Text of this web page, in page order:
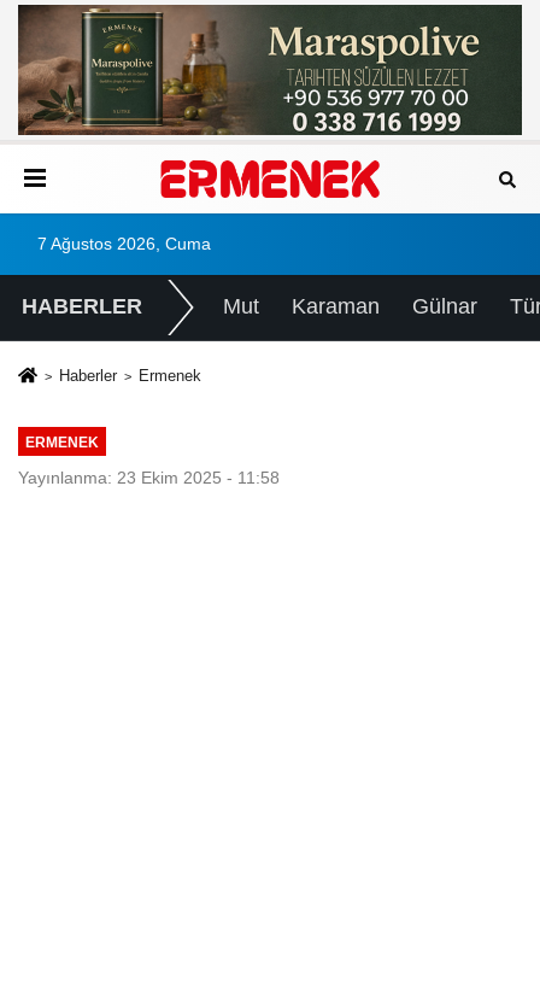
7 Ağustos 2026, Cuma
HABERLER Mut Karaman Gülnar
Haberler Ermenek
ERMENEK
Yayınlanma: 23 Ekim 2025 - 11:58